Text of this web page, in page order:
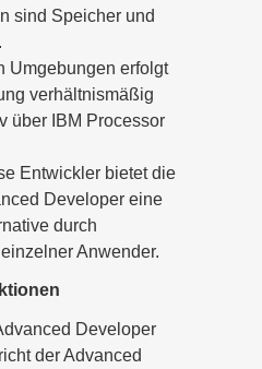
sind Speicher und
Umgebungen erfolgt
verhältnismäßig
über IBM Processor
Entwickler bietet die
Developer eine
durch
Anwender.
Developer
der Advanced